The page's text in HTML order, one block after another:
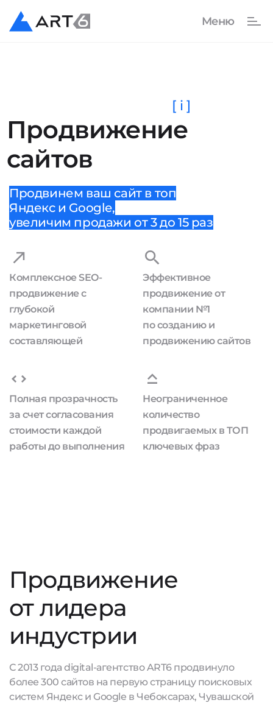
Продвижение
сайтов
[ i ]
Продвинем ваш сайт в топ
Яндекс и Google,
увеличим продажи от 3 до 15 раз
Комплексное SEO-
продвижение с
глубокой
маркетинговой
составляющей
Эффективное
продвижение от
компании №1
по созданию и
продвижению сайтов
Полная прозрачность
за счет согласования
стоимости каждой
работы до выполнения
Неограниченное
количество
продвигаемых в ТОП
ключевых фраз
Продвижение
от лидера
индустрии
С 2013 года digital-агентство ART6 продвинуло
более 300 сайтов на первую страницу поисковых
систем Яндекс и Google в Чебоксарах, Чувашской